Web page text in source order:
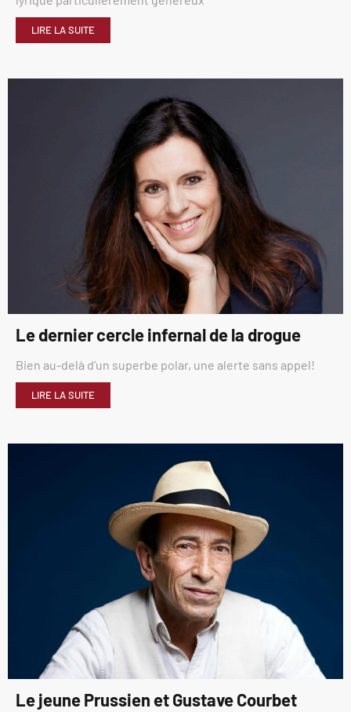
LIRE LA SUITE
Le dernier cercle infernal de la drogue
Bien au-delà d’un superbe polar, une alerte sans appel!
LIRE LA SUITE
Le jeune Prussien et Gustave Courbet